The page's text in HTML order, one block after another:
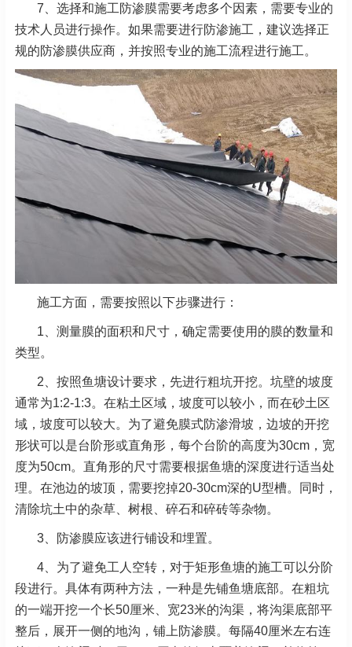
7、选择和施工防渗膜需要考虑多个因素，需要专业的
技术人员进行操作。如果需要进行防渗施工，建议选择正
规的防渗膜供应商，并按照专业的施工流程进行施工。
施工方面，需要按照以下步骤进行：
1、测量膜的面积和尺寸，确定需要使用的膜的数量和
类型。
2、按照鱼塘设计要求，先进行粗坑开挖。坑壁的坡度
通常为1:2-1:3。在粘土区域，坡度可以较小，而在砂土区
域，坡度可以较大。为了避免膜式防渗滑坡，边坡的开挖
形状可以是台阶形或直角形，每个台阶的高度为30cm，宽
度为50cm。直角形的尺寸需要根据鱼塘的深度进行适当处
理。在池边的坡顶，需要挖掉20-30cm深的U型槽。同时，
清除坑土中的杂草、树根、碎石和碎砖等杂物。
3、防渗膜应该进行铺设和埋置。
4、为了避免工人空转，对于矩形鱼塘的施工可以分阶
段进行。具体有两种方法，一种是先铺鱼塘底部。在粗坑
的一端开挖一个长50厘米、宽23米的沟渠，将沟渠底部平
整后，展开一侧的地沟，铺上防渗膜。每隔40厘米左右连